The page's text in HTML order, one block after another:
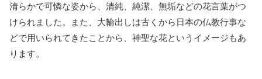
清らかで可憐な姿から、清純、純潔、無垢などの花言葉がつ
けられました。また、大輪出しは古くから日本の仏教行事な
どで用いられてきたことから、神聖な花というイメージもあ
ります。